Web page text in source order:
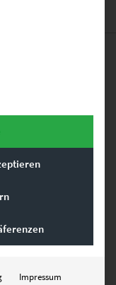
Impressum